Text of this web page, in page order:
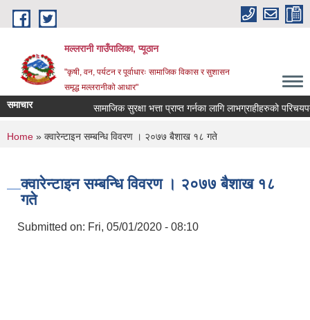
Skip to main content
मल्लरानी गाउँपालिका, प्यूठान
"कृषी, वन, पर्यटन र पूर्वाधारः सामाजिक विकास र सुशासन
समृद्ध मल्लरानीको आधार"
समाचार सामाजिक सुरक्षा भत्ता प्राप्त गर्नका लागि लाभग्राहीहरुको
You are here
Home » क्वारेन्टाइन सम्बन्धि विवरण । २०७७ बैशाख १८ गते
क्वारेन्टाइन सम्बन्धि विवरण । २०७७ बैशाख १८
गते
Submitted on: Fri, 05/01/2020 - 08:10